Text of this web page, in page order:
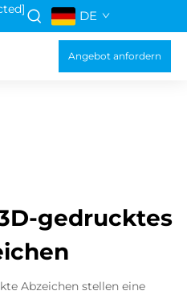
DE
Angebot anfordern
gedrucktes
Abzeichen stellen eine